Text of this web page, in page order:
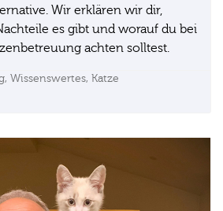
Wir erklären wir dir,
es gibt und worauf du bei
achten solltest.
Wissenswertes, Katze